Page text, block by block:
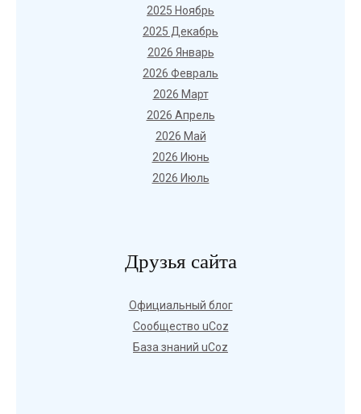
2025 Ноябрь
2025 Декабрь
2026 Январь
2026 Февраль
2026 Март
2026 Апрель
2026 Май
2026 Июнь
2026 Июль
Друзья сайта
Официальный блог
Сообщество uCoz
База знаний uCoz